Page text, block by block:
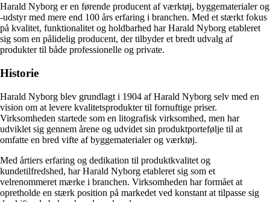
Harald Nyborg er en førende producent af værktøj, byggematerialer og
-udstyr med mere end 100 års erfaring i branchen. Med et stærkt fokus
på kvalitet, funktionalitet og holdbarhed har Harald Nyborg etableret
sig som en pålidelig producent, der tilbyder et bredt udvalg af
produkter til både professionelle og private.
Historie
Harald Nyborg blev grundlagt i 1904 af Harald Nyborg selv med en
vision om at levere kvalitetsprodukter til fornuftige priser.
Virksomheden startede som en litografisk virksomhed, men har
udviklet sig gennem årene og udvidet sin produktportefølje til at
omfatte en bred vifte af byggematerialer og værktøj.
Med årtiers erfaring og dedikation til produktkvalitet og
kundetilfredshed, har Harald Nyborg etableret sig som et
velrenommeret mærke i branchen. Virksomheden har formået at
opretholde en stærk position på markedet ved konstant at tilpasse sig